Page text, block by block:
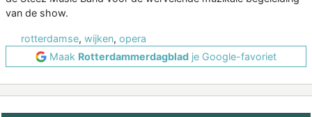
van de show.
rotterdamse, wijken, opera
Maak Rotterdammerdagblad je Google-favoriet